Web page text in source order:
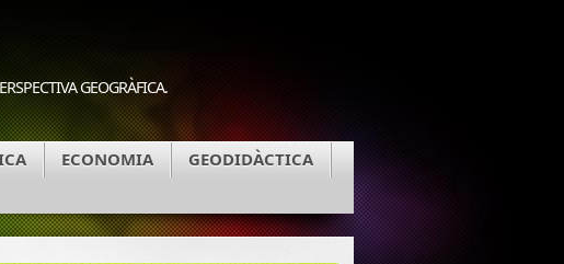
GEOGRÀFICA.
ECONOMIA
GEODIDÀCTICA